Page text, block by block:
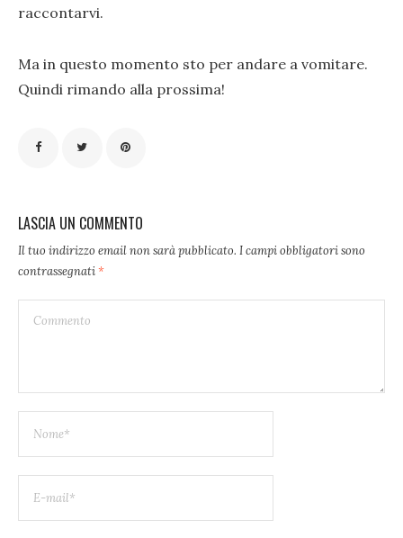
raccontarvi.
Ma in questo momento sto per andare a vomitare.
Quindi rimando alla prossima!
LASCIA UN COMMENTO
Il tuo indirizzo email non sarà pubblicato. I campi obbligatori sono
contrassegnati*